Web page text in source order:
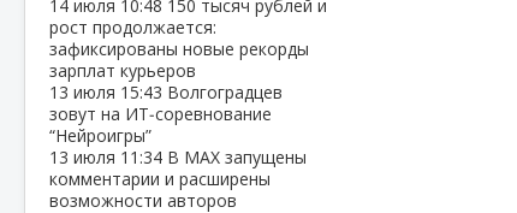
14 июля 10:48 150 тысяч рублей и
рост продолжается:
зафиксированы новые рекорды
зарплат курьеров
13 июля 15:43 Волгоградцев
зовут на ИТ‑соревнование
“Нейроигры”
13 июля 11:34 В МАХ запущены
комментарии и расширены
возможности авторов